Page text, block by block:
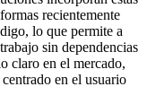
recientemente
lo que permite a
sin dependencias
claro en el mercado,
en el usuario